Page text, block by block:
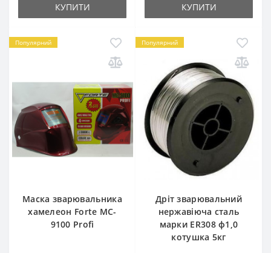
КУПИТИ КУПИТИ
Популярний
Маска зварювальника
хамелеон Forte MC-
9100 Profi
Популярний
Дріт зварювальний
нержавіюча сталь
марки ER308 ф1,0
котушка 5кг